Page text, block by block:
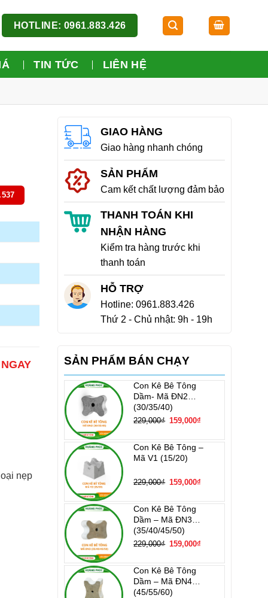
HOTLINE: 0961.883.426
TIN TỨC LIÊN HỆ
nẹp
GIAO HÀNG
Giao hàng nhanh chóng
SẢN PHẨM
Cam kết chất lượng đảm bảo
THANH TOÁN KHI
NHẬN HÀNG
Kiểm tra hàng trước khi
thanh toán
HỖ TRỢ
Hotline:0961.883.426
Thứ 2 - Chủ nhật: 9h - 19h
SẢN PHẨM BÁN CHẠY
Con Kê Bê Tông
Dầm- Mã ĐN2
(30/35/40)
229,000₫
Giá
229,000₫.
159,000₫
là:
Con Kê Bê Tông –
Mã V1 (15/20)
229,000₫
Giá
229,000₫.
159,000₫
là:
Con Kê Bê Tông
Dầm – Mã ĐN3
(35/40/45/50)
229,000₫
Giá
229,000₫.
159,000₫
là:
Con Kê Bê Tông
Dầm – Mã ĐN4
(45/55/60)